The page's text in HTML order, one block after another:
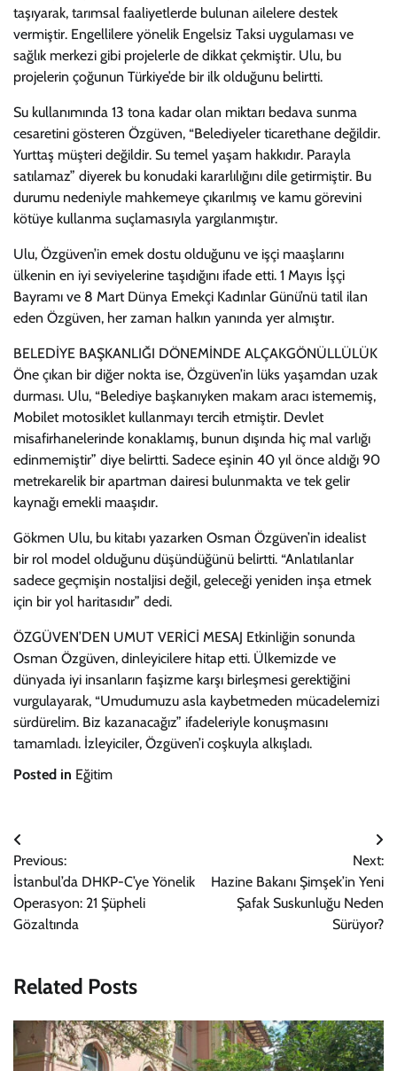
taşıyarak, tarımsal faaliyetlerde bulunan ailelere destek
vermiştir. Engellilere yönelik Engelsiz Taksi uygulaması ve
sağlık merkezi gibi projelerle de dikkat çekmiştir. Ulu, bu
projelerin çoğunun Türkiye’de bir ilk olduğunu belirtti.
Su kullanımında 13 tona kadar olan miktarı bedava sunma
cesaretini gösteren Özgüven, “Belediyeler ticarethane değildir.
Yurttaş müşteri değildir. Su temel yaşam hakkıdır. Parayla
satılamaz” diyerek bu konudaki kararlılığını dile getirmiştir. Bu
durumu nedeniyle mahkemeye çıkarılmış ve kamu görevini
kötüye kullanma suçlamasıyla yargılanmıştır.
Ulu, Özgüven’in emek dostu olduğunu ve işçi maaşlarını
ülkenin en iyi seviyelerine taşıdığını ifade etti. 1 Mayıs İşçi
Bayramı ve 8 Mart Dünya Emekçi Kadınlar Günü’nü tatil ilan
eden Özgüven, her zaman halkın yanında yer almıştır.
BELEDİYE BAŞKANLIĞI DÖNEMİNDE ALÇAKGÖNÜLLÜLÜK
Öne çıkan bir diğer nokta ise, Özgüven’in lüks yaşamdan uzak
durması. Ulu, “Belediye başkanıyken makam aracı istememiş,
Mobilet motosiklet kullanmayı tercih etmiştir. Devlet
misafirhanelerinde konaklamış, bunun dışında hiç mal varlığı
edinmemiştir” diye belirtti. Sadece eşinin 40 yıl önce aldığı 90
metrekarelik bir apartman dairesi bulunmakta ve tek gelir
kaynağı emekli maaşıdır.
Gökmen Ulu, bu kitabı yazarken Osman Özgüven’in idealist
bir rol model olduğunu düşündüğünü belirtti. “Anlatılanlar
sadece geçmişin nostaljisi değil, geleceği yeniden inşa etmek
için bir yol haritasıdır” dedi.
ÖZGÜVEN’DEN UMUT VERİCİ MESAJ Etkinliğin sonunda
Osman Özgüven, dinleyicilere hitap etti. Ülkemizde ve
dünyada iyi insanların faşizme karşı birleşmesi gerektiğini
vurgulayarak, “Umudumuzu asla kaybetmeden mücadelemizi
sürdürelim. Biz kazanacağız” ifadeleriyle konuşmasını
tamamladı. İzleyiciler, Özgüven’i coşkuyla alkışladı.
Posted in Eğitim
Yazı
gezinmesi
Previous:
İstanbul’da DHKP-C’ye Yönelik
Operasyon: 21 Şüpheli
Gözaltında
Next:
Hazine Bakanı Şimşek’in Yeni
Şafak Suskunluğu Neden
Sürüyor?
Related Posts